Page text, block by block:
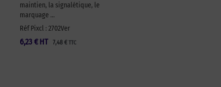
maintien, la signalétique, le
marquage …
Réf Pixcl : 2702Ver
6,23 € 7,48 € TTC
HT